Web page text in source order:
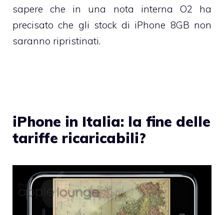
sapere che in una nota interna O2 ha
precisato che gli stock di iPhone 8GB non
saranno ripristinati.
iPhone in Italia: la fine delle
tariffe ricaricabili?